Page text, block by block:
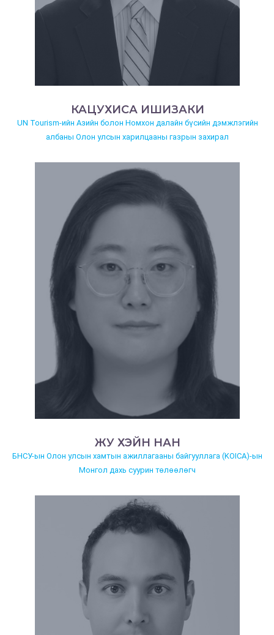
КАЦУХИСА ИШИЗАКИ
UN Tourism-ийн Азийн болон Номхон далайн бүсийн дэмжлэгийн
албаны Олон улсын харилцааны газрын захирал
ЖУ ХЭЙН НАН
БНСУ-ын Олон улсын хамтын ажиллагааны байгууллага (KOICA)-ын
Монгол дахь суурин төлөөлөгч